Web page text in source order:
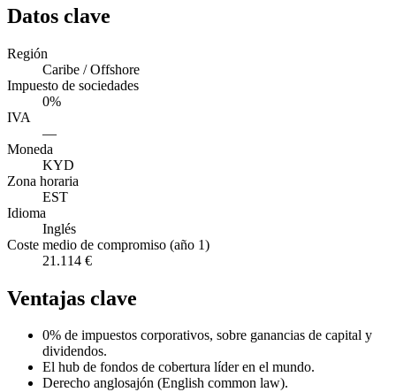
Datos clave
Región
Caribe / Offshore
Impuesto de sociedades
0%
IVA
—
Moneda
KYD
Zona horaria
EST
Idioma
Inglés
Coste medio de compromiso (año 1)
21.114 €
Ventajas clave
0% de impuestos corporativos, sobre ganancias de capital y
dividendos.
El hub de fondos de cobertura líder en el mundo.
Derecho anglosajón (English common law).